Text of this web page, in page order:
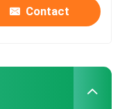
Contact